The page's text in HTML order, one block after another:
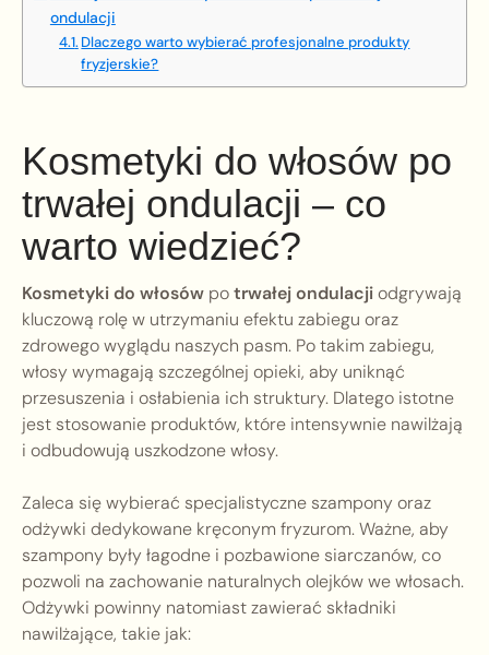
ondulacji
Dlaczego warto wybierać profesjonalne produkty
fryzjerskie?
Kosmetyki do włosów po
trwałej ondulacji – co
warto wiedzieć?
Kosmetyki do włosów potrwałej ondulacjiodgrywają
kluczową rolę w utrzymaniu efektu zabiegu oraz
zdrowego wyglądu naszych pasm. Po takim zabiegu,
włosy wymagają szczególnej opieki, aby uniknąć
przesuszenia i osłabienia ich struktury. Dlatego istotne
jest stosowanie produktów, które intensywnie nawilżają
i odbudowują uszkodzone włosy.
Zaleca się wybierać specjalistyczne szampony oraz
odżywki dedykowane kręconym fryzurom. Ważne, aby
szampony były łagodne i pozbawione siarczanów, co
pozwoli na zachowanie naturalnych olejków we włosach.
Odżywki powinny natomiast zawierać składniki
nawilżające, takie jak: